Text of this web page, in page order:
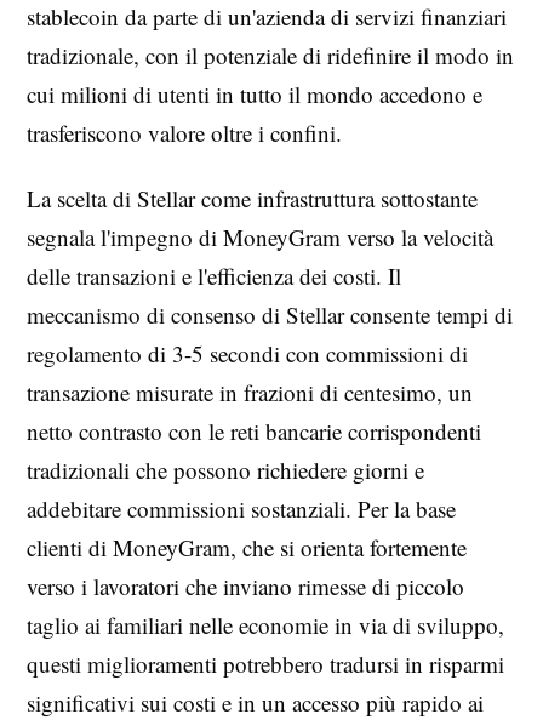
stablecoin da parte di un'azienda di servizi finanziari
tradizionale, con il potenziale di ridefinire il modo in
cui milioni di utenti in tutto il mondo accedono e
trasferiscono valore oltre i confini.
La scelta di Stellar come infrastruttura sottostante
segnala l'impegno di MoneyGram verso la velocità
delle transazioni e l'efficienza dei costi. Il
meccanismo di consenso di Stellar consente tempi di
regolamento di 3-5 secondi con commissioni di
transazione misurate in frazioni di centesimo, un
netto contrasto con le reti bancarie corrispondenti
tradizionali che possono richiedere giorni e
addebitare commissioni sostanziali. Per la base
clienti di MoneyGram, che si orienta fortemente
verso i lavoratori che inviano rimesse di piccolo
taglio ai familiari nelle economie in via di sviluppo,
questi miglioramenti potrebbero tradursi in risparmi
significativi sui costi e in un accesso più rapido ai